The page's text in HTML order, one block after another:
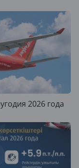
2026 года